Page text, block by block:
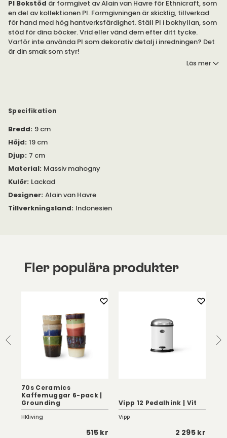
PI Bokstöd är formgivet av Alain van Havre för Ethnicraft, som
en del av kollektionen PI. Formgivningen är skicklig, tillverkad
för hand med hög hantverksfärdighet. Ställ PI i bokhyllan, som
stöd för dina böcker. Vrid eller vänd dem efter ditt tycke.
Varför inte använda PI som dekorativ detalj i inredningen? Det
är din smak som styr!
inredningen. Hur använder du PI?
Läs mer
Specifikation
Bredd: 9 cm
Höjd: 19 cm
Djup: 7 cm
Material: Massiv mahogny
Kulör: Lackad
Designer: Alain van Havre
Tillverkningsland: Indonesien
Fler populära produkter
70s Ceramics
Kaffemuggar 6-pack |
Grounding
HKliving
515 kr
Vipp 12 Pedalhink | Vit
Vipp
2 295 kr